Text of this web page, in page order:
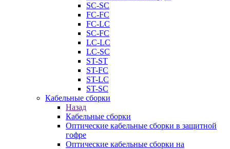
SC-SC
FC-FC
FC-LC
SC-FC
LC-LC
LC-SC
ST-ST
ST-FC
ST-LC
ST-SC
Кабельные сборки
Назад
Кабельные сборки
Оптические кабельные сборки в защитной
гофре
Оптические кабельные сборки на